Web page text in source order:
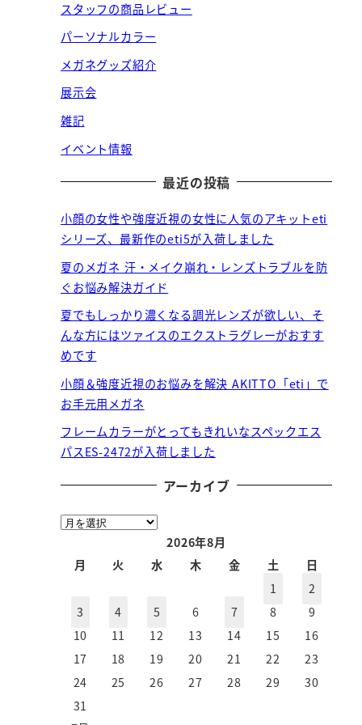
スタッフの商品レビュー
パーソナルカラー
メガネグッズ紹介
展示会
雑記
イベント情報
最近の投稿
小顔の女性や強度近視の女性に人気のアキットeti
シリーズ、最新作のeti5が入荷しました
夏のメガネ 汗・メイク崩れ・レンズトラブルを防
ぐお悩み解決ガイド
夏でもしっかり濃くなる調光レンズが欲しい、そ
んな方にはツァイスのエクストラグレーがおすす
めです
小顔＆強度近視のお悩みを解決 AKITTO「eti」で
お手元用メガネ
フレームカラーがとってもきれいなスペックエス
パスES-2472が入荷しました
アーカイブ
ア
2026年8月
月
火 水 木 金 土
日
1
2
3
4 5 6 7 8
9
10
11 12 13 14 15
16
17
18 19 20 21 22
23
24
25 26 27 28 29
30
31